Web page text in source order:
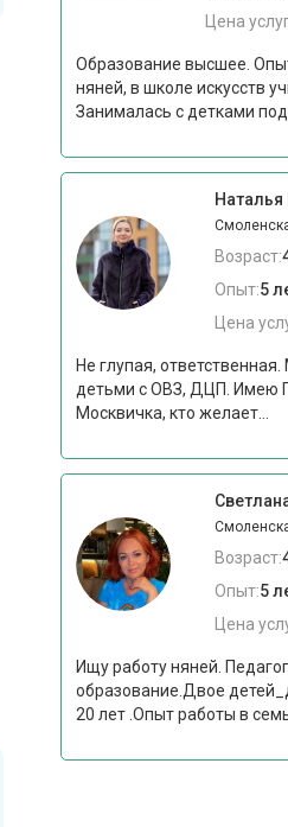
Цена
Образование высшее.
няней, в школе искусств
Занималась с детками
Возраст:
Опыт:5
Цена
Не глупая,
детьми с ОВЗ, ДЦП. Имею
Москвичка, кто желает...
Возраст:
Опыт:5
Цена
Ищу работу няней.
образование.Двое
20 лет .Опыт работы в